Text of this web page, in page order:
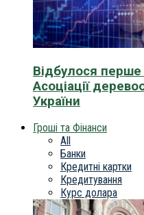
Відбулося перше
Асоціації
України
Гроші та Фінанси
All
Банки
Кредитні картки
Кредитування
Курс долара